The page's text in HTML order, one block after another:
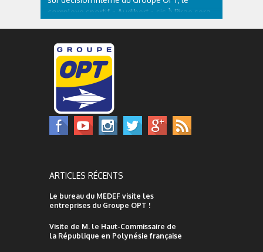
complexe sportif « Audibert » sis à Pirae sera
restaurant le...
ARTICLES RÉCENTS
Le bureau du MEDEF visite les
entreprises du Groupe OPT !
Visite de M. le Haut-Commissaire de
la République en Polynésie française